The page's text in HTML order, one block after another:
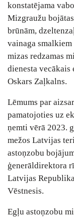
konstatējama
Mizgraužu
brūnām,
vainaga
mizas redzamas
dienesta vecākais
Oskars Zaļkalns.
Lēmums par
pamatojoties uz
ņemti vērā 2023.
mežos Latvijas
astoņzobu
ģenerāldirektora
Latvijas
Vēstnesis.
Egļu astoņzobu